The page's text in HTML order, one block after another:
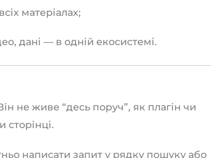
матеріалах;
дані — в одній екосистемі.
не живе “десь поруч”, як плагін чи
сторінці.
написати запит у рядку пошуку або